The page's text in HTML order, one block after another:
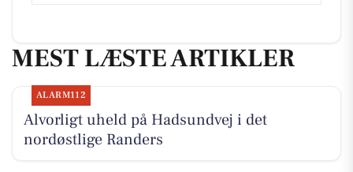
MEST LÆSTE ARTIKLER
ALARM112
Alvorligt uheld på Hadsundvej i det
nordøstlige Randers